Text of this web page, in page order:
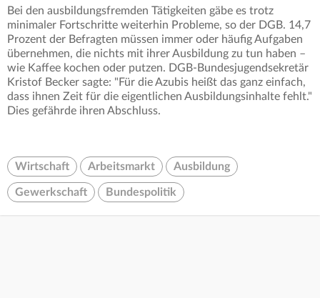
Bei den ausbildungsfremden Tätigkeiten gäbe es trotz
minimaler Fortschritte weiterhin Probleme, so der DGB. 14,7
Prozent der Befragten müssen immer oder häufig Aufgaben
übernehmen, die nichts mit ihrer Ausbildung zu tun haben –
wie Kaffee kochen oder putzen. DGB-Bundesjugendsekretär
Kristof Becker sagte: "Für die Azubis heißt das ganz einfach,
dass ihnen Zeit für die eigentlichen Ausbildungsinhalte fehlt."
Dies gefährde ihren Abschluss.
Wirtschaft Arbeitsmarkt Ausbildung
Gewerkschaft Bundespolitik